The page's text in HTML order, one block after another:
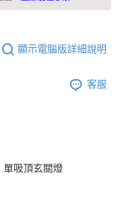
顯示電腦版詳細說明
客服
單吸頂玄關燈